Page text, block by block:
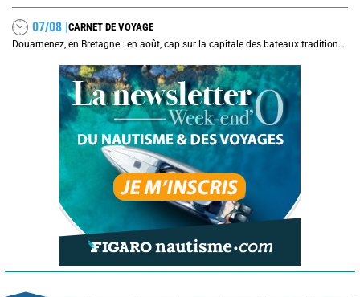
07/08 |CARNET DE VOYAGE
Douarnenez, en Bretagne : en août, cap sur la capitale des bateaux traditionnels et de la sardine